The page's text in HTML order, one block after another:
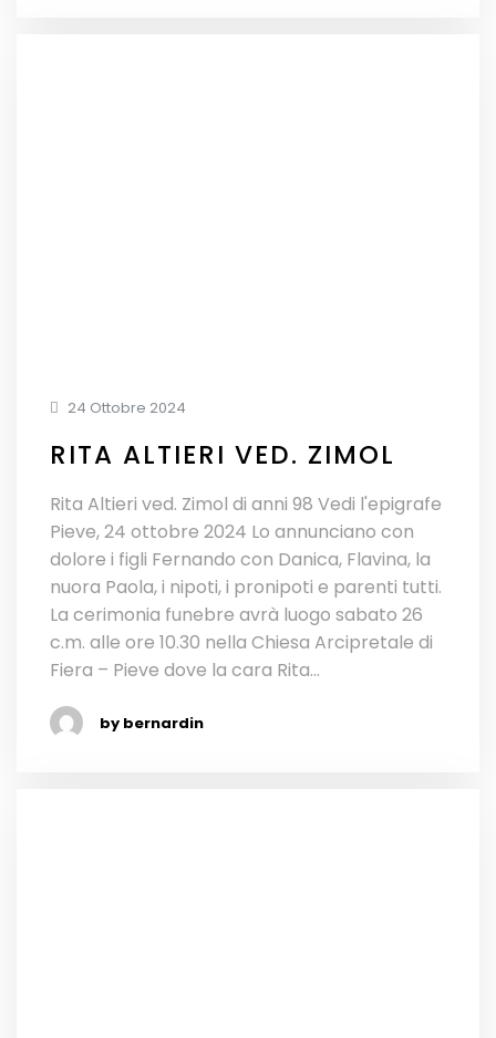
24 Ottobre 2024
RITA ALTIERI VED. ZIMOL
Rita Altieri ved. Zimol di anni 98 Vedi l'epigrafe
Pieve, 24 ottobre 2024 Lo annunciano con
dolore i figli Fernando con Danica, Flavina, la
nuora Paola, i nipoti, i pronipoti e parenti tutti.
La cerimonia funebre avrà luogo sabato 26
c.m. alle ore 10.30 nella Chiesa Arcipretale di
Fiera – Pieve dove la cara Rita...
by bernardin